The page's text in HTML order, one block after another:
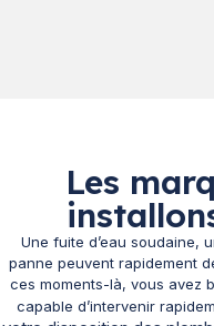
Les
Une fuite d’eau soudaine,
panne peuvent rapidement
ces moments-là, vous avez
capable d’intervenir